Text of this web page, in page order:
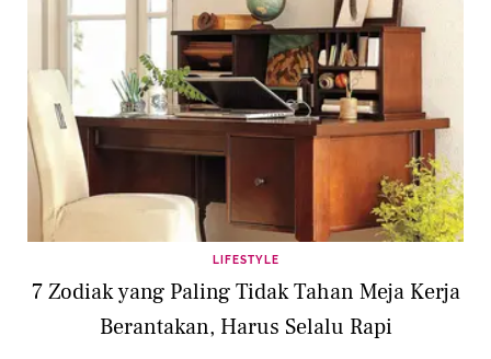
LIFESTYLE
7 Zodiak yang Paling Tidak Tahan Meja Kerja
Berantakan, Harus Selalu Rapi